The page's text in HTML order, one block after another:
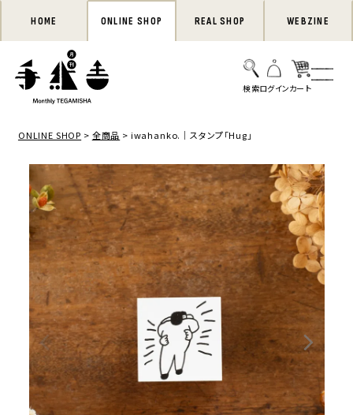
HOME ONLINE SHOP REAL SHOP WEBZINE
ONLINE SHOP 全商品 iwahanko.｜スタンプ「Hug」